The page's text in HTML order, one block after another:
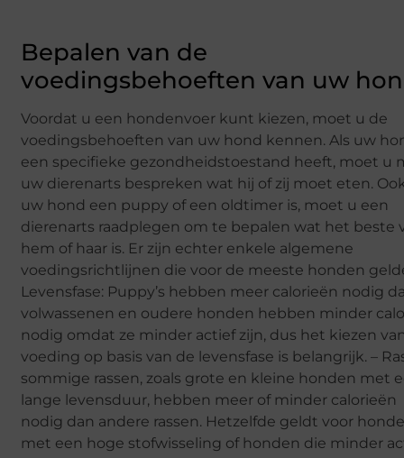
Bepalen van de
voedingsbehoeften van uw
Voordat u een hondenvoer kunt kiezen, moet u de
voedingsbehoeften van uw hond kennen. Als uw
een specifieke gezondheidstoestand heeft, moet u
uw dierenarts bespreken wat hij of zij moet eten.
uw hond een puppy of een oldtimer is, moet u een
dierenarts raadplegen om te bepalen wat het beste
hem of haar is. Er zijn echter enkele algemene
voedingsrichtlijnen die voor de meeste honden
Levensfase: Puppy’s hebben meer calorieën nodig
volwassenen en oudere honden hebben minder
nodig omdat ze minder actief zijn, dus het kiezen
voeding op basis van de levensfase is belangrijk. –
sommige rassen, zoals grote en kleine honden met
lange levensduur, hebben meer of minder calorieën
nodig dan andere rassen. Hetzelfde geldt voor
met een hoge stofwisseling of honden die minder